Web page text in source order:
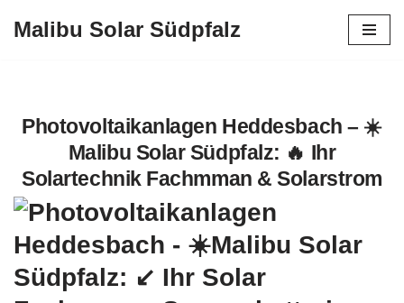
Malibu Solar Südpfalz
Photovoltaikanlagen Heddesbach – ☀️
Malibu Solar Südpfalz: 🔥 Ihr
Solartechnik Fachmman & Solarstrom